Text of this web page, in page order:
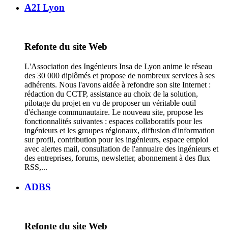
A2I Lyon
Refonte du site Web
L'Association des Ingénieurs Insa de Lyon anime le réseau
des 30 000 diplômés et propose de nombreux services à ses
adhérents. Nous l'avons aidée à refondre son site Internet :
rédaction du CCTP, assistance au choix de la solution,
pilotage du projet en vu de proposer un véritable outil
d'échange communautaire. Le nouveau site, propose les
fonctionnalités suivantes : espaces collaboratifs pour les
ingénieurs et les groupes régionaux, diffusion d'information
sur profil, contribution pour les ingénieurs, espace emploi
avec alertes mail, consultation de l'annuaire des ingénieurs et
des entreprises, forums, newsletter, abonnement à des flux
RSS,...
ADBS
Refonte du site Web